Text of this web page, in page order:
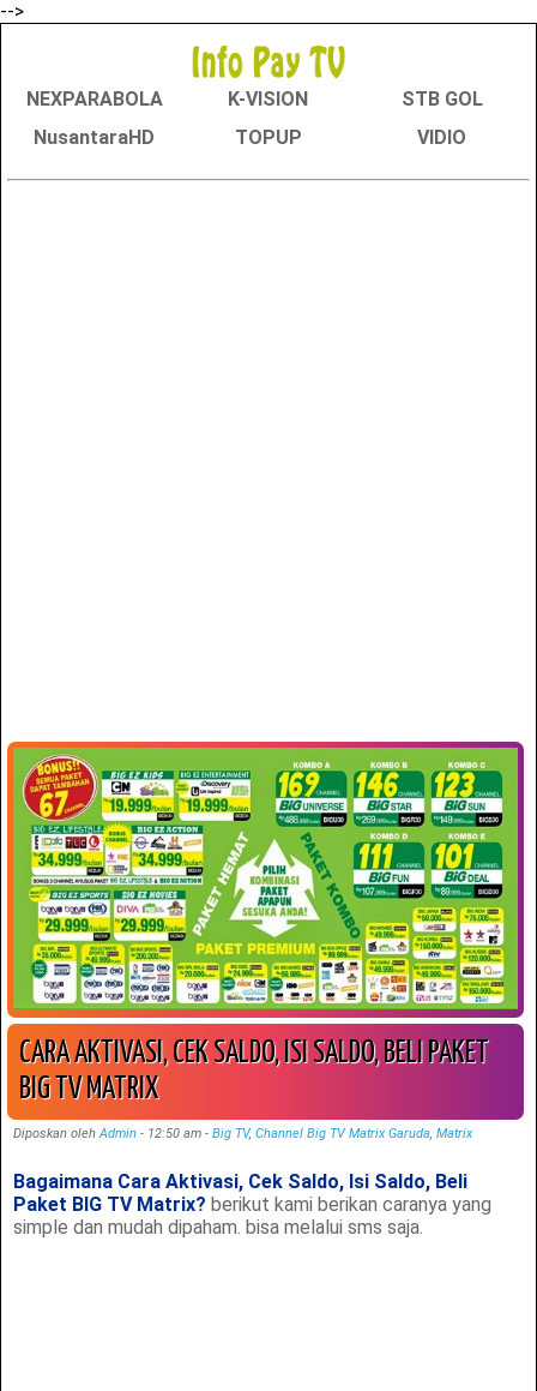
-->
NEXPARABOLA K-VISION
STB GOL
NusantaraHD
TOPUP VIDIO
CARA AKTIVASI, CEK SALDO, ISI SALDO, BELI PAKET
BIG TV MATRIX
Diposkan olehAdmin - 12:50 am- Big TV,Channel Big TV Matrix Garuda,Matrix
Bagaimana Cara Aktivasi, Cek Saldo, Isi Saldo, Beli
Paket BIG TV Matrix? berikut kami berikan caranya yang
simple dan mudah dipaham. bisa melalui sms saja.